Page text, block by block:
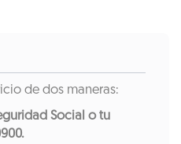
de dos maneras:
Social o tu